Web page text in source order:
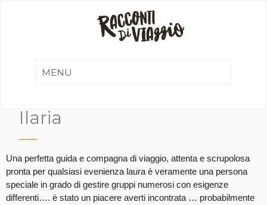
Ilaria
Una perfetta guida e compagna di viaggio, attenta e scrupolosa
pronta per qualsiasi evenienza laura è veramente una persona
speciale in grado di gestire gruppi numerosi con esigenze
differenti…. è stato un piacere averti incontrata … probabilmente